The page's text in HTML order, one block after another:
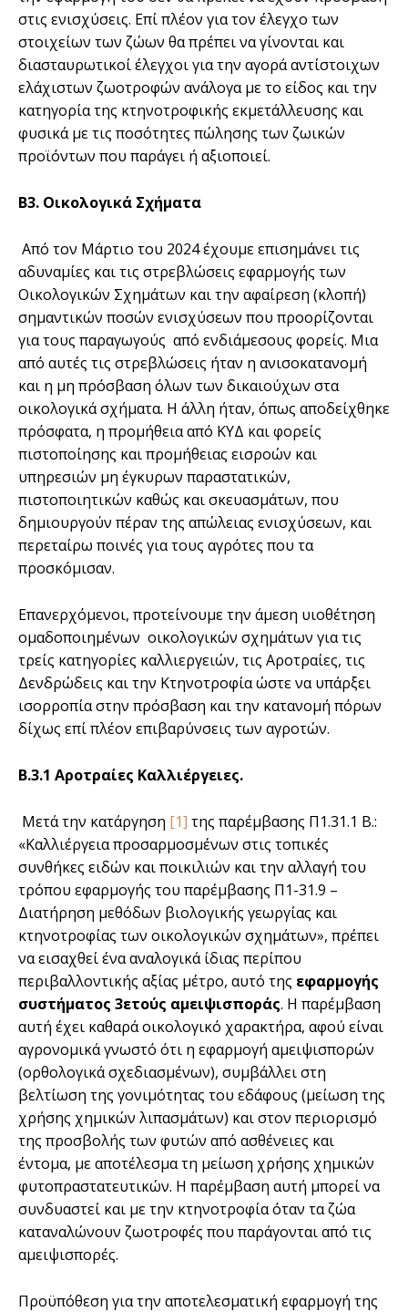
στις ενισχύσεις. Επί πλέον για τον έλεγχο των
στοιχείων των ζώων θα πρέπει να γίνονται και
διασταυρωτικοί έλεγχοι για την αγορά αντίστοιχων
ελάχιστων ζωοτροφών ανάλογα με το είδος και την
κατηγορία της κτηνοτροφικής εκμετάλλευσης και
φυσικά με τις ποσότητες πώλησης των ζωικών
προϊόντων που παράγει ή αξιοποιεί.
Β3. Οικολογικά Σχήματα
Από τον Μάρτιο του 2024 έχουμε επισημάνει τις
αδυναμίες και τις στρεβλώσεις εφαρμογής των
Οικολογικών Σχημάτων και την αφαίρεση (κλοπή)
σημαντικών ποσών ενισχύσεων που προορίζονται
για τους παραγωγούς από ενδιάμεσους φορείς. Μια
από αυτές τις στρεβλώσεις ήταν η ανισοκατανομή
και η μη πρόσβαση όλων των δικαιούχων στα
οικολογικά σχήματα. Η άλλη ήταν, όπως αποδείχθηκε
πρόσφατα, η προμήθεια από ΚΥΔ και φορείς
πιστοποίησης και προμήθειας εισροών και
υπηρεσιών μη έγκυρων παραστατικών,
πιστοποιητικών καθώς και σκευασμάτων, που
δημιουργούν πέραν της απώλειας ενισχύσεων, και
περεταίρω ποινές για τους αγρότες που τα
προσκόμισαν.
Επανερχόμενοι, προτείνουμε την άμεση υιοθέτηση
ομαδοποιημένων οικολογικών σχημάτων για τις
τρείς κατηγορίες καλλιεργειών, τις Αροτραίες, τις
Δενδρώδεις και την Κτηνοτροφία ώστε να υπάρξει
ισορροπία στην πρόσβαση και την κατανομή πόρων
δίχως επί πλέον επιβαρύνσεις των αγροτών.
Β.3.1 Αροτραίες Καλλιέργειες.
Μετά την κατάργηση [1] της παρέμβασης Π1.31.1 Β.:
«Καλλιέργεια προσαρμοσμένων στις τοπικές
συνθήκες ειδών και ποικιλιών και την αλλαγή του
τρόπου εφαρμογής του παρέμβασης Π1-31.9 –
Διατήρηση μεθόδων βιολογικής γεωργίας και
κτηνοτροφίας των οικολογικών σχημάτων», πρέπει
να εισαχθεί ένα αναλογικά ίδιας περίπου
περιβαλλοντικής αξίας μέτρο, αυτό της εφαρμογής
συστήματος 3ετούς αμειψισποράς. Η παρέμβαση
αυτή έχει καθαρά οικολογικό χαρακτήρα, αφού είναι
αγρονομικά γνωστό ότι η εφαρμογή αμειψισπορών
(ορθολογικά σχεδιασμένων), συμβάλλει στη
βελτίωση της γονιμότητας του εδάφους (μείωση της
χρήσης χημικών λιπασμάτων) και στον περιορισμό
της προσβολής των φυτών από ασθένειες και
έντομα, με αποτέλεσμα τη μείωση χρήσης χημικών
φυτοπραστατευτικών. Η παρέμβαση αυτή μπορεί να
συνδυαστεί και με την κτηνοτροφία όταν τα ζώα
καταναλώνουν ζωοτροφές που παράγονται από τις
αμειψισπορές.
Προϋπόθεση για την αποτελεσματική εφαρμογή της